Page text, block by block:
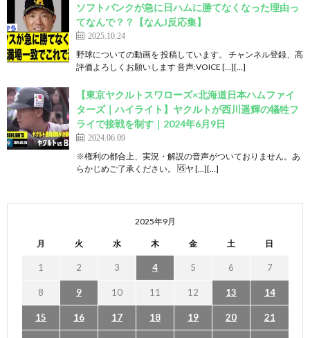
ソフトバンクが急に日ハムに勝てなくなった理由っ
てなんで？？【なんJ反応集】
2025.10.24
野球についての動画を 投稿しています。 チャンネル登録、高
評価よろしくお願いします 音声:VOICE […][…]
【東京ヤクルトスワローズ×北海道日本ハムファイ
ターズ｜ハイライト】ヤクルトが西川遥輝の犠牲フ
ライで接戦を制す｜2024年6月9日
2024.06.09
※権利の都合上、実況・解説の音声がついておりません。あ
らかじめご了承ください。 🆚ヤ […][…]
2025年9月
月 火 水 木 金 土 日
1 2 3 4 5 6 7
8 9 10 11 12 13 14
15 16 17 18 19 20 21